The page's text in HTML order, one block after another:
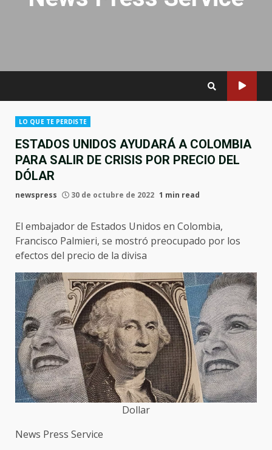
LO QUE TE PERDISTE
ESTADOS UNIDOS AYUDARÁ A COLOMBIA
PARA SALIR DE CRISIS POR PRECIO DEL
DÓLAR
newspress 30 de octubre de 2022 1 min read
El embajador de Estados Unidos en Colombia,
Francisco Palmieri, se mostró preocupado por los
efectos del precio de la divisa
Dollar
News Press Service